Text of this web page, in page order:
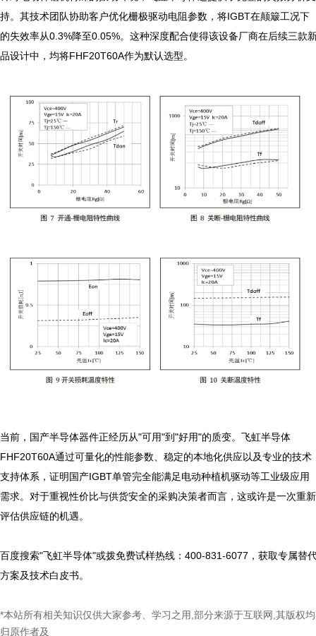
持。其技术团队协助客户优化栅极驱动电阻参数，将IGBT在颠簸工况下
的失效率从0.3%降至0.05%。这种深度配合使得该设备厂商在后续三款
品设计中，均将FHF20T60A作为默认选型。
当前，国产半导体器件正经历从"可用"到"好用"的质变。飞虹半导体
FHF20T60A通过可量化的性能参数、稳定的本地化供应以及专业的技术
支持体系，证明国产IGBT单管完全能满足电动种植机驱动等工业级应用
需求。对于重视性价比与供货安全的采购决策者而言，这或许是一次重新
评估供应链的机遇。
百度搜索"飞虹半导体"或拨免费试样热线：400-831-6077，获取专属替
*本站所有相关知识仅供大家参考、学习之用,部分来源于互联网,其版权均
归原作者及